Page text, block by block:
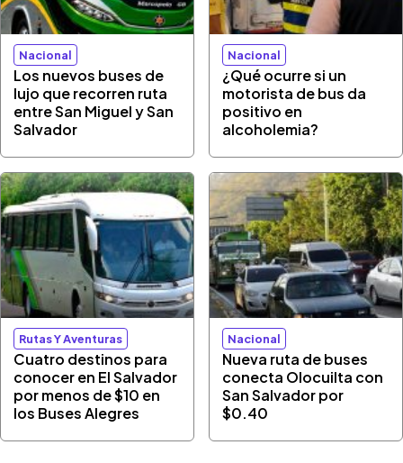
Nacional
Los nuevos buses de
lujo que recorren ruta
entre San Miguel y San
Salvador
Nacional
¿Qué ocurre si un
motorista de bus da
positivo en
alcoholemia?
Rutas Y Aventuras
Cuatro destinos para
conocer en El Salvador
por menos de $10 en
los Buses Alegres
Nacional
Nueva ruta de buses
conecta Olocuilta con
San Salvador por
$0.40